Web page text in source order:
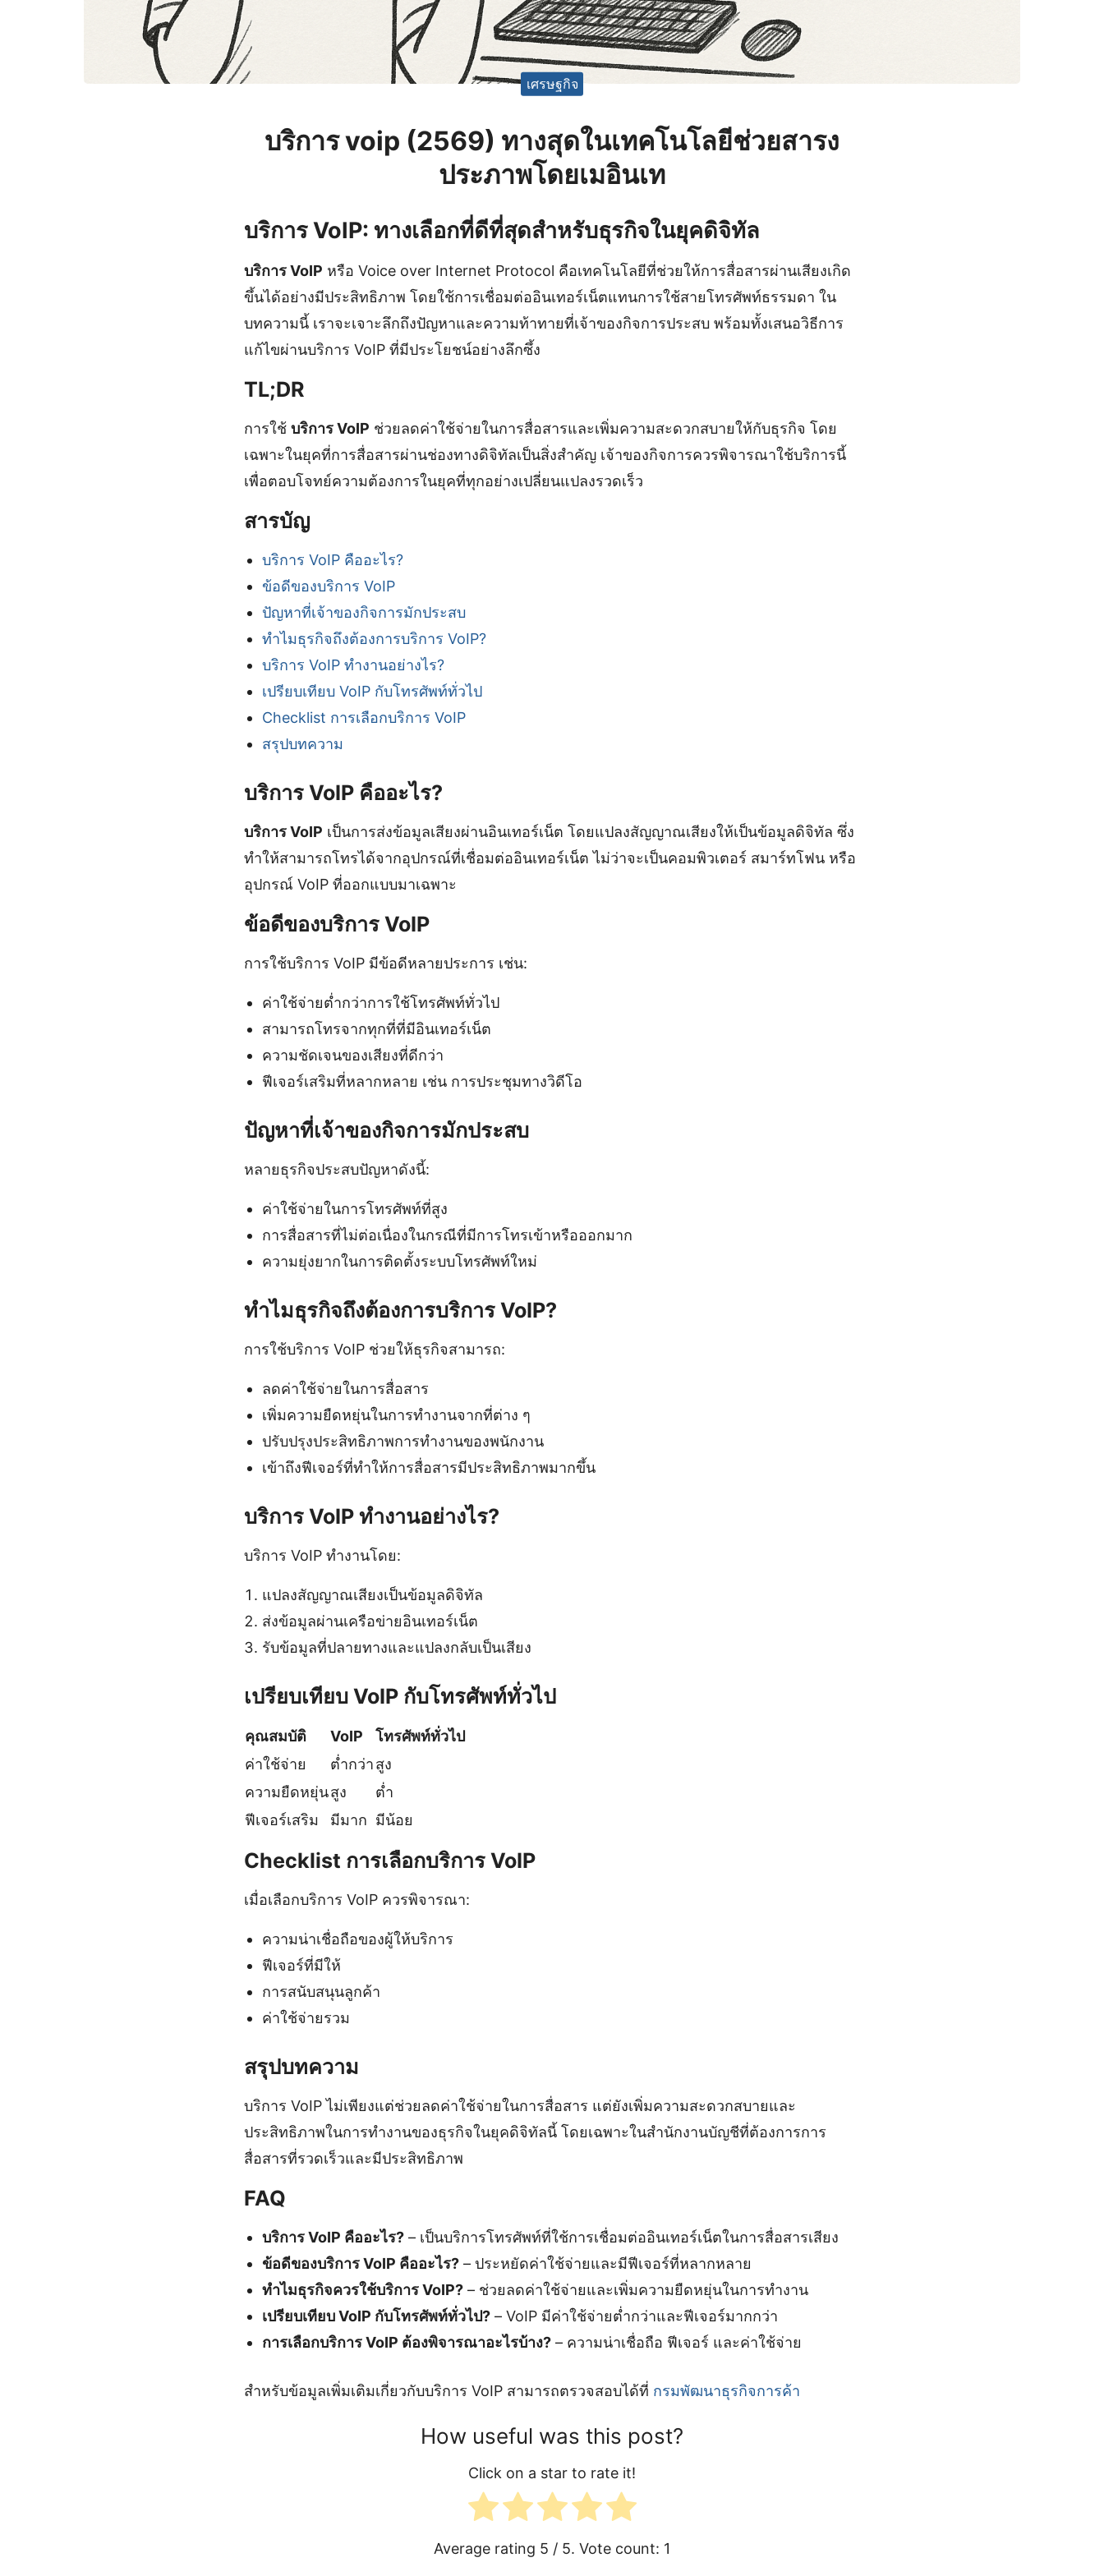
เศรษฐกิจ
บริการ voip (2569) ทางสุดในเทคโนโลยีช่วยสารง
ประภาพโดยเมอินเท
บริการ VoIP: ทางเลือกที่ดีที่สุดสำหรับธุรกิจในยุคดิจิทัล
บริการ VoIP หรือ Voice over Internet Protocol คือเทคโนโลยีที่ช่วยให้การสื่อสารผ่านเสียงเกิด
ขึ้นได้อย่างมีประสิทธิภาพ โดยใช้การเชื่อมต่ออินเทอร์เน็ตแทนการใช้สายโทรศัพท์ธรรมดา ใน
บทความนี้ เราจะเจาะลึกถึงปัญหาและความท้าทายที่เจ้าของกิจการประสบ พร้อมทั้งเสนอวิธีการ
แก้ไขผ่านบริการ VoIP ที่มีประโยชน์อย่างลึกซึ้ง
TL;DR
การใช้ บริการ VoIP ช่วยลดค่าใช้จ่ายในการสื่อสารและเพิ่มความสะดวกสบายให้กับธุรกิจ โดย
เฉพาะในยุคที่การสื่อสารผ่านช่องทางดิจิทัลเป็นสิ่งสำคัญ เจ้าของกิจการควรพิจารณาใช้บริการนี้
เพื่อตอบโจทย์ความต้องการในยุคที่ทุกอย่างเปลี่ยนแปลงรวดเร็ว
สารบัญ
บริการ VoIP คืออะไร?
ข้อดีของบริการ VoIP
ปัญหาที่เจ้าของกิจการมักประสบ
ทำไมธุรกิจถึงต้องการบริการ VoIP?
บริการ VoIP ทำงานอย่างไร?
เปรียบเทียบ VoIP กับโทรศัพท์ทั่วไป
Checklist การเลือกบริการ VoIP
สรุปบทความ
บริการ VoIP คืออะไร?
บริการ VoIP เป็นการส่งข้อมูลเสียงผ่านอินเทอร์เน็ต โดยแปลงสัญญาณเสียงให้เป็นข้อมูลดิจิทัล ซึ่ง
ทำให้สามารถโทรได้จากอุปกรณ์ที่เชื่อมต่ออินเทอร์เน็ต ไม่ว่าจะเป็นคอมพิวเตอร์ สมาร์ทโฟน หรือ
อุปกรณ์ VoIP ที่ออกแบบมาเฉพาะ
ข้อดีของบริการ VoIP
การใช้บริการ VoIP มีข้อดีหลายประการ เช่น:
ค่าใช้จ่ายต่ำกว่าการใช้โทรศัพท์ทั่วไป
สามารถโทรจากทุกที่ที่มีอินเทอร์เน็ต
ความชัดเจนของเสียงที่ดีกว่า
ฟีเจอร์เสริมที่หลากหลาย เช่น การประชุมทางวิดีโอ
ปัญหาที่เจ้าของกิจการมักประสบ
หลายธุรกิจประสบปัญหาดังนี้:
ค่าใช้จ่ายในการโทรศัพท์ที่สูง
การสื่อสารที่ไม่ต่อเนื่องในกรณีที่มีการโทรเข้าหรือออกมาก
ความยุ่งยากในการติดตั้งระบบโทรศัพท์ใหม่
ทำไมธุรกิจถึงต้องการบริการ VoIP?
การใช้บริการ VoIP ช่วยให้ธุรกิจสามารถ:
ลดค่าใช้จ่ายในการสื่อสาร
เพิ่มความยืดหยุ่นในการทำงานจากที่ต่าง ๆ
ปรับปรุงประสิทธิภาพการทำงานของพนักงาน
เข้าถึงฟีเจอร์ที่ทำให้การสื่อสารมีประสิทธิภาพมากขึ้น
บริการ VoIP ทำงานอย่างไร?
บริการ VoIP ทำงานโดย:
แปลงสัญญาณเสียงเป็นข้อมูลดิจิทัล
ส่งข้อมูลผ่านเครือข่ายอินเทอร์เน็ต
รับข้อมูลที่ปลายทางและแปลงกลับเป็นเสียง
เปรียบเทียบ VoIP กับโทรศัพท์ทั่วไป
คุณสมบัติ VoIP
โทรศัพท์ทั่วไป
ค่าใช้จ่าย
ต่ำกว่าสูง
ความยืดหยุ่นสูง
ต่ำ
ฟีเจอร์เสริม
มีมาก มีน้อย
Checklist การเลือกบริการ VoIP
เมื่อเลือกบริการ VoIP ควรพิจารณา:
ความน่าเชื่อถือของผู้ให้บริการ
ฟีเจอร์ที่มีให้
การสนับสนุนลูกค้า
ค่าใช้จ่ายรวม
สรุปบทความ
บริการ VoIP ไม่เพียงแต่ช่วยลดค่าใช้จ่ายในการสื่อสาร แต่ยังเพิ่มความสะดวกสบายและ
ประสิทธิภาพในการทำงานของธุรกิจในยุคดิจิทัลนี้ โดยเฉพาะในสำนักงานบัญชีที่ต้องการการ
สื่อสารที่รวดเร็วและมีประสิทธิภาพ
FAQ
บริการ VoIP คืออะไร?– เป็นบริการโทรศัพท์ที่ใช้การเชื่อมต่ออินเทอร์เน็ตในการสื่อสารเสียง
ข้อดีของบริการ VoIP คืออะไร?– ประหยัดค่าใช้จ่ายและมีฟีเจอร์ที่หลากหลาย
ทำไมธุรกิจควรใช้บริการ VoIP?– ช่วยลดค่าใช้จ่ายและเพิ่มความยืดหยุ่นในการทำงาน
เปรียบเทียบ VoIP กับโทรศัพท์ทั่วไป?– VoIP มีค่าใช้จ่ายต่ำกว่าและฟีเจอร์มากกว่า
การเลือกบริการ VoIP ต้องพิจารณาอะไรบ้าง?– ความน่าเชื่อถือ ฟีเจอร์ และค่าใช้จ่าย
สำหรับข้อมูลเพิ่มเติมเกี่ยวกับบริการ VoIP สามารถตรวจสอบได้ที่ กรมพัฒนาธุรกิจการค้า
How useful was this post?
Click on a star to rate it!
Average rating 5 / 5. Vote count: 1